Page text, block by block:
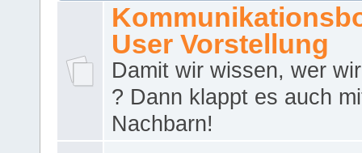
User Vorstellung
Damit wir wissen, wer
? Dann klappt es auch
Nachbarn!